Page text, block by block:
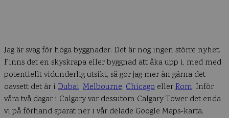
Jag är svag för höga byggnader. Det är nog ingen större nyhet.
Finns det en skyskrapa eller byggnad att åka upp i, med med
potentiellt vidunderlig utsikt, så gör jag mer än gärna det
oavsett det är i Dubai, Melbourne, Chicago ellerRom. Inför
våra två dagar i Calgary var dessutom Calgary Tower det enda
vi på förhand sparat ner i vår delade Google Maps-karta.